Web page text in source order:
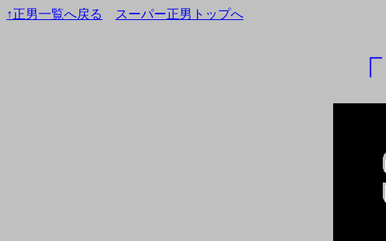
↑正男一覧へ戻る スーパー正男トップへ